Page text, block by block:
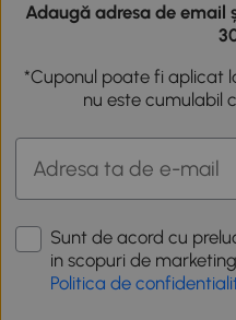
Adaugă adresa de email
*Cuponul poate fi aplicat
nu este cumulabil
Sunt de acord cu
in scopuri de
Politica de